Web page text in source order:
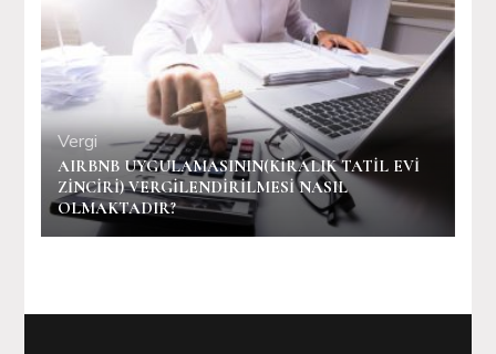
Vergi
AIRBNB UYGULAMASININ(KİRALIK TATİL EVİ
ZİNCİRİ) VERGİLENDİRİLMESİ NASIL
OLMAKTADIR?